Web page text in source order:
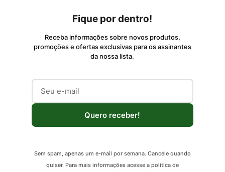
Fique por dentro!
Receba informações sobre novos produtos,
promoções e ofertas exclusivas para os assinantes
da nossa lista.
Quero receber!
Sem spam, apenas um e-mail por semana. Cancele quando
quiser. Para mais informações acesse a política de